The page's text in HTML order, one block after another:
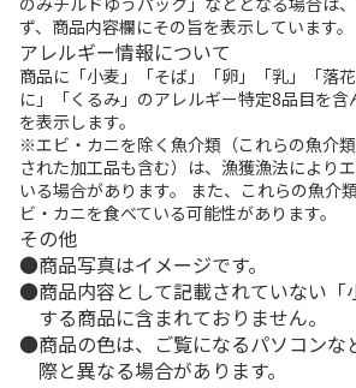
ず、商品内容欄にその旨を表示しています。
アレルギー情報について
商品に「小麦」「そば」「卵」「乳」「落
に」「くるみ」のアレルギー特定8品目を含
を表示します。
※エビ・カニを除く魚介類（これらの魚介
された加工品も含む）は、漁獲漁法により
いる場合があります。 また、これらの魚介
ビ・カニを食べている可能性があります。
その他
商品写真はイメージです。
商品内容として記載されていない「
する商品に含まれておりません。
商品の色は、ご覧になるパソコンな
際と異なる場合があります。